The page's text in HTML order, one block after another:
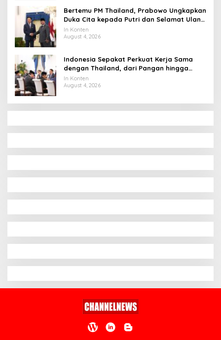
Bertemu PM Thailand, Prabowo Ungkapkan
Duka Cita kepada Putri dan Selamat Ulang
Tahun ke Raja Thailand
In Konten
August 4, 2026
Indonesia Sepakat Perkuat Kerja Sama
dengan Thailand, dari Pangan hingga
Ekonomi Digital
In Konten
August 4, 2026